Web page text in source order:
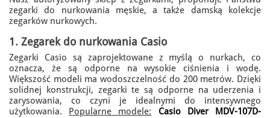
zegarki do nurkowania męskie, a także damską kolekcje
zegarków nurkowych.
1. Zegarek do nurkowania Casio
Zegarki Casio są zaprojektowane z myślą o nurkach, co
oznacza, że są odporne na wysokie ciśnienia i wodę.
Większość modeli ma wodoszczelność do 200 metrów. Dzięki
solidnej konstrukcji, zegarki te są odporne na uderzenia i
zarysowania, co czyni je idealnymi do intensywnego
użytkowania. Popularne modele:
Casio Diver MDV-107D-